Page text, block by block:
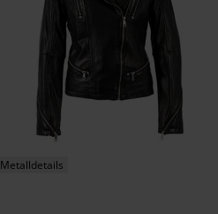
Metalldetails